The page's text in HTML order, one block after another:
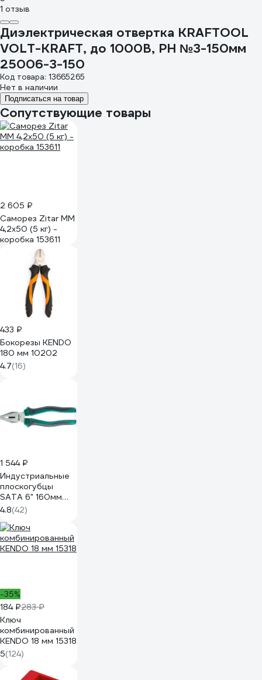
1 отзыв
Диэлектрическая отвертка KRAFTOOL
VOLT-KRAFT, до 1000В, PH №3-150мм
25006-3-150
Код товара: 13665265
Нет в наличии
Подписаться на товар
Сопутствующие товары
2 605 ₽
Саморез Zitar ММ
4,2х50 (5 кг) -
коробка 153611
433 ₽
Бокорезы KENDO
180 мм 10202
4.7(16)
1 544 ₽
Индустриальные
плоскогубцы
SATA 6" 160мм
CrNi +30%
прочности.
Эталон для
тяжёлых
производств.
4.8(42)
-35%
184 ₽283 ₽
Ключ
комбинированный
KENDO 18 мм 15318
5(124)